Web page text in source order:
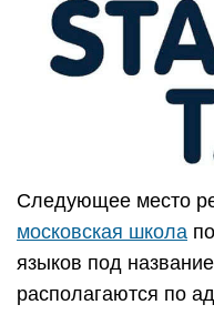
Следующее место
московская школа
языков под
располагаются по